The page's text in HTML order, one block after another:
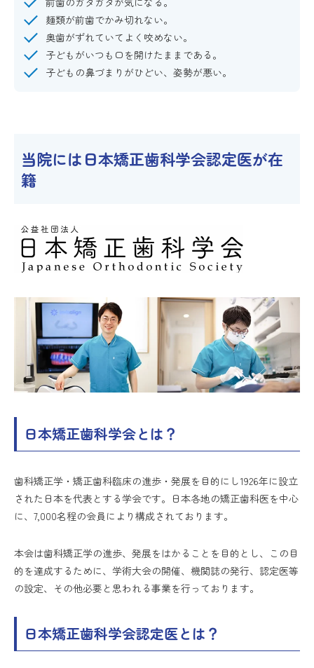
麺類が前歯でかみ切れない。
奥歯がずれていてよく咬めない。
子どもがいつも口を開けたままである。
子どもの鼻づまりがひどい、姿勢が悪い。
当院には日本矯正歯科学会認定医が在
籍
日本矯正歯科学会とは？
歯科矯正学・矯正歯科臨床の進歩・発展を目的にし1926年に設立
された日本を代表とする学会です。日本各地の矯正歯科医を中心
に、7,000名程の会員により構成されております。
本会は歯科矯正学の進歩、発展をはかることを目的とし、この目
的を達成するために、学術大会の開催、機関誌の発行、認定医等
の設定、その他必要と思われる事業を行っております。
日本矯正歯科学会認定医とは？